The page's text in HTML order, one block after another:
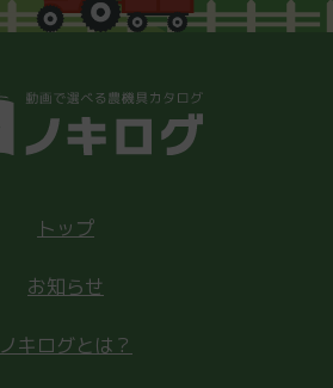
トップ
お知らせ
ノキログとは？